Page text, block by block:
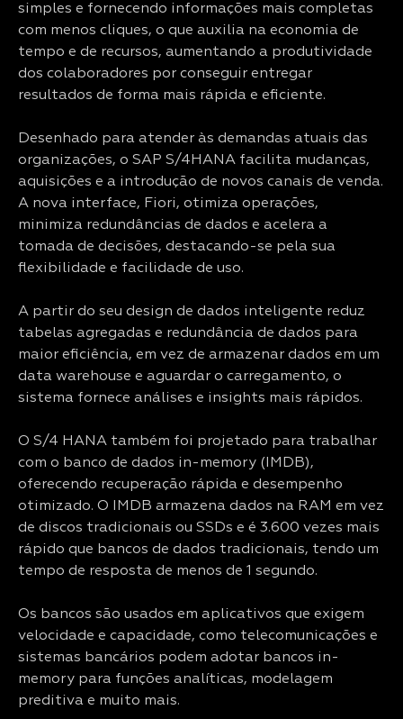
simples e fornecendo informações mais completas
com menos cliques, o que auxilia na economia de
tempo e de recursos, aumentando a produtividade
dos colaboradores por conseguir entregar
resultados de forma mais rápida e eficiente.
Desenhado para atender às demandas atuais das
organizações, o SAP S/4HANA facilita mudanças,
aquisições e a introdução de novos canais de venda.
A nova interface, Fiori, otimiza operações,
minimiza redundâncias de dados e acelera a
tomada de decisões, destacando-se pela sua
flexibilidade e facilidade de uso.
A partir do seu design de dados inteligente reduz
tabelas agregadas e redundância de dados para
maior eficiência, em vez de armazenar dados em um
data warehouse e aguardar o carregamento, o
sistema fornece análises e insights mais rápidos.
O S/4 HANA também foi projetado para trabalhar
com o banco de dados in-memory (IMDB),
oferecendo recuperação rápida e desempenho
otimizado. O IMDB armazena dados na RAM em vez
de discos tradicionais ou SSDs e é 3.600 vezes mais
rápido que bancos de dados tradicionais, tendo um
tempo de resposta de menos de 1 segundo.
Os bancos são usados em aplicativos que exigem
velocidade e capacidade, como telecomunicações e
sistemas bancários podem adotar bancos in-
memory para funções analíticas, modelagem
preditiva e muito mais.